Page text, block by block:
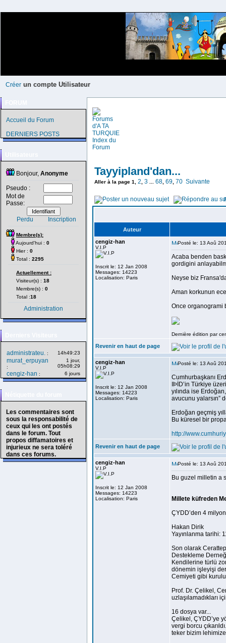
Créer un compte Utilisateur
Accueil du Forum
DERNIERS POSTS
Bonjour, Anonyme
Pseudo :
Mot de
Passe:
Perdu Inscription
Membre(s):
Aujourd'hui : 0
Hier : 0
Total : 2295
Actuellement :
Visiteur(s) : 18
Membre(s) : 0
Total :18
Administration
administrateu. : 14h49:23
murat_erpuyan
:
1 jour,
05h08:29
cengiz-han : 6 jours
Les commentaires sont
sous la responsabilité de
ceux qui les ont postés
dans le forum. Tout
propos diffamatoires et
injurieux ne sera toléré
dans ces forums.
Tayyipland'dan...
Aller à la page 1 2 3 68 69 70 Suivante
Auteur
cengiz-han
V.I.P
Inscrit le: 12 Jan 2008
Messages: 14223
Localisation: Paris
Posté le: 13 Aoû
Acaba benden
gordigini
Neyse biz
Aman korkunun
Once organogrami
Dernière édition par
Revenir en haut de page
cengiz-han
V.I.P
Inscrit le: 12 Jan 2008
Messages: 14223
Localisation: Paris
Posté le: 13 Aoû
Cumhurbaşkanı
IÞİD’in Türkiye
yılında ise
avucunu yalarsın”
Erdoğan geçmiş
Bu küresel bir
http://
Revenir en haut de page
cengiz-han
V.I.P
Inscrit le: 12 Jan 2008
Messages: 14223
Localisation: Paris
Posté le: 13 Aoû
Bu guzel milletin a
Millete küfreden
ÇYDD’den 4
Hakan Dirik
Yayınlanma tarihi:
Son olarak
Destekleme
Kendilerine türlü
dönemin işleyişi
Cemiyeti gibi
Prof. Dr. Çelikel,
uzlaşılamadıkları
16 dosya var...
Çelikel, ÇYDD’ye
vergi borcu
teker bizim